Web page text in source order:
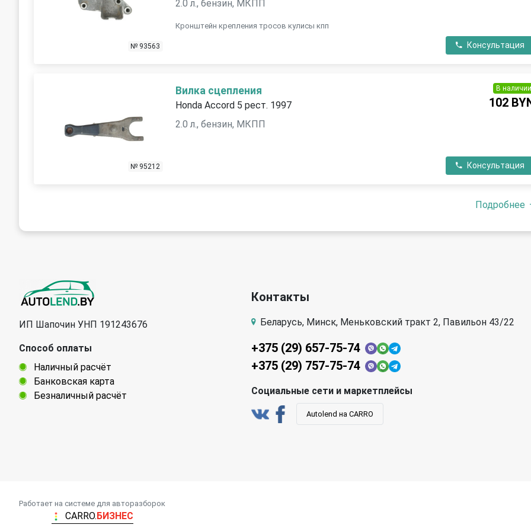
№ 93563
2.0 л., бензин, МКПП
Кронштейн крепления тросов кулисы кпп
Консультация
№ 95212
Вилка сцепления
Honda Accord 5 рест. 1997
2.0 л., бензин, МКПП
В
102
Консультация
Подробнее
ИП Шапочин УНП 191243676
Способ оплаты
Наличный расчёт
Банковская карта
Безналичный расчёт
Контакты
Беларусь, Минск, Меньковский тракт 2, Павильон 43/22
+375 (29) 657-75-74
+375 (29) 757-75-74
Социальные сети и маркетплейсы
Autolend на CARRO
Работает на системе для авторазборок
CARRO.БИЗНЕС